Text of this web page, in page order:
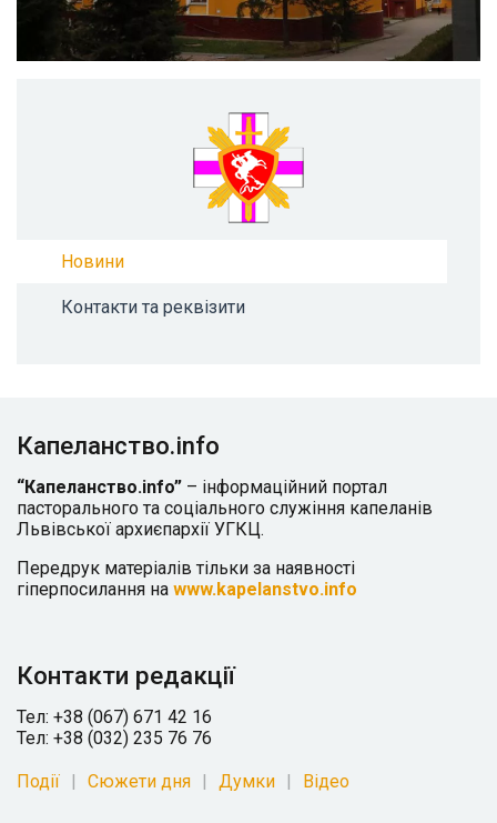
Новини
Контакти та реквізити
Капеланство.info
“Капеланство.info” – інформаційний портал
пасторального та соціального служіння капеланів
Львівської архиєпархії УГКЦ.
Передрук матеріалів тільки за наявності
гіперпосилання на www.kapelanstvo.info
Контакти редакції
Тел: +38 (067) 671 42 16
Тел: +38 (032) 235 76 76
Події Сюжети дня Думки Відео